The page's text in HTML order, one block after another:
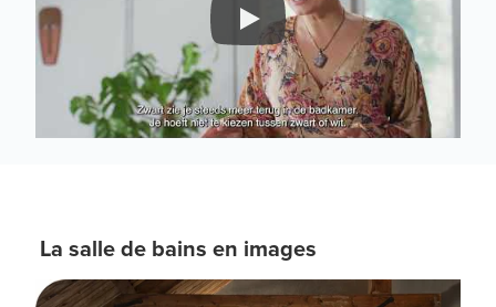
La salle de bains en images